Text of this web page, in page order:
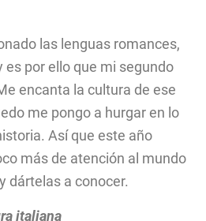
las lenguas romances,
es por ello que mi segundo
encanta la cultura de ese
me pongo a hurgar en lo
Así que este año
más de atención al mundo
dártelas a conocer.
italiana